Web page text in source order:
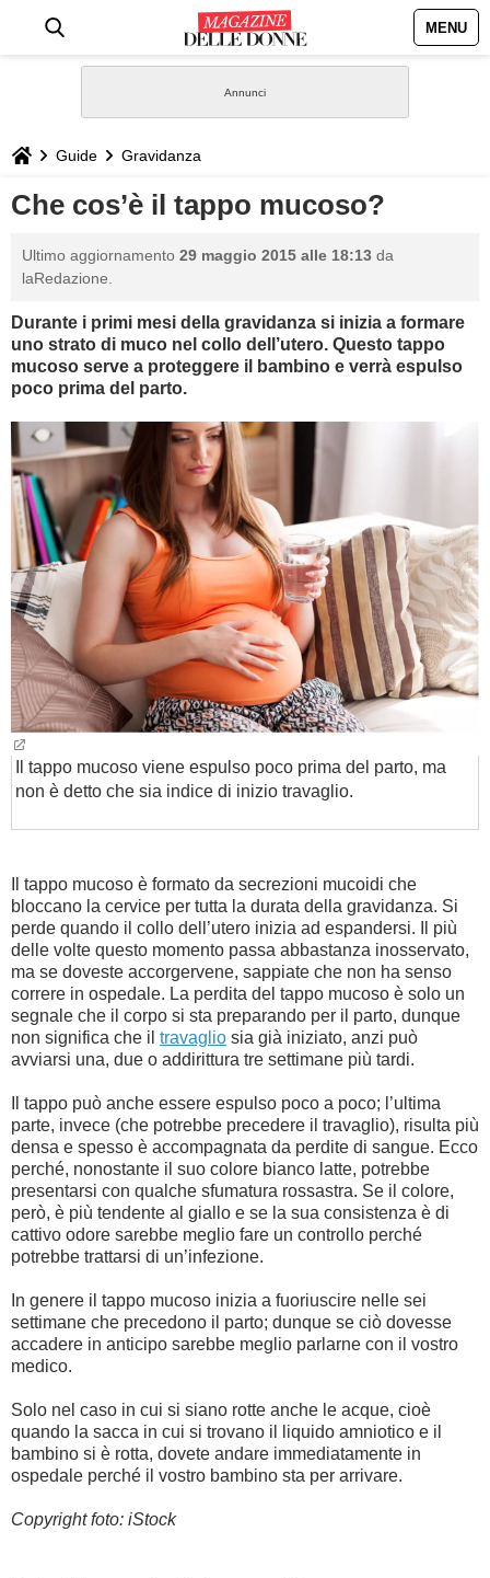
MENU
STILE
BIOGRAFIE
GASTRONOMIA
CAPELLI
SESSO
BAMBINO
DIETA
GUIDE
FORUM
Guide Gravidanza
Che cos’è il tappo mucoso?
Ultimo aggiornamento 29 maggio 2015 alle 18:13 da
laRedazione.
Durante i primi mesi della gravidanza si inizia a formare
uno strato di muco nel collo dell’utero. Questo tappo
mucoso serve a proteggere il bambino e verrà espulso
poco prima del parto.
Il tappo mucoso viene espulso poco prima del parto, ma
non è detto che sia indice di inizio travaglio.
Il tappo mucoso è formato da secrezioni mucoidi che
bloccano la cervice per tutta la durata della gravidanza. Si
perde quando il collo dell’utero inizia ad espandersi. Il più
delle volte questo momento passa abbastanza inosservato,
ma se doveste accorgervene, sappiate che non ha senso
correre in ospedale. La perdita del tappo mucoso è solo un
segnale che il corpo si sta preparando per il parto, dunque
non significa che il travaglio sia già iniziato, anzi può
avviarsi una, due o addirittura tre settimane più tardi.
Il tappo può anche essere espulso poco a poco; l’ultima
parte, invece (che potrebbe precedere il travaglio), risulta più
densa e spesso è accompagnata da perdite di sangue. Ecco
perché, nonostante il suo colore bianco latte, potrebbe
presentarsi con qualche sfumatura rossastra. Se il colore,
però, è più tendente al giallo e se la sua consistenza è di
cattivo odore sarebbe meglio fare un controllo perché
potrebbe trattarsi di un’infezione.
In genere il tappo mucoso inizia a fuoriuscire nelle sei
settimane che precedono il parto; dunque se ciò dovesse
accadere in anticipo sarebbe meglio parlarne con il vostro
medico.
Solo nel caso in cui si siano rotte anche le acque, cioè
quando la sacca in cui si trovano il liquido amniotico e il
bambino si è rotta, dovete andare immediatamente in
ospedale perché il vostro bambino sta per arrivare.
Copyright foto: iStock